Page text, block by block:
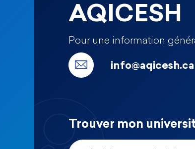
AQICESH
Pour une information
info@aqicesh.ca
Trouver mon